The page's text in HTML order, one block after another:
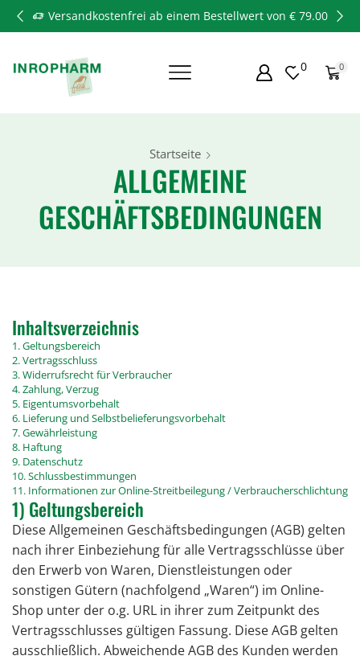
Versandkostenfrei ab einem Bestellwert von € 79.00
0 0
Startseite
ALLGEMEINE
GESCHÄFTSBEDINGUNGEN
Inhaltsverzeichnis
1. Geltungsbereich
2. Vertragsschluss
3. Widerrufsrecht für Verbraucher
4. Zahlung, Verzug
5. Eigentumsvorbehalt
6. Lieferung und Selbstbelieferungsvorbehalt
7. Gewährleistung
8. Haftung
9. Datenschutz
10. Schlussbestimmungen
11. Informationen zur Online-Streitbeilegung / Verbraucherschlichtung
1) Geltungsbereich
Diese Allgemeinen Geschäftsbedingungen (AGB) gelten
nach ihrer Einbeziehung für alle Vertragsschlüsse über
den Erwerb von Waren, Dienstleistungen oder
sonstigen Gütern (nachfolgend „Waren“) im Online-
Shop unter der o.g. URL in ihrer zum Zeitpunkt des
Vertragsschlusses gültigen Fassung. Diese AGB gelten
ausschließlich. Abweichende AGB des Kunden werden